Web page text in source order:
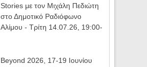
Stories με τον Μιχάλη Πεδιώτη
στο Δημοτικό Ραδιόφωνο
Αλίμου - Τρίτη 14.07.26, 19:00-
Beyond 2026, 17-19 Ιουνίου